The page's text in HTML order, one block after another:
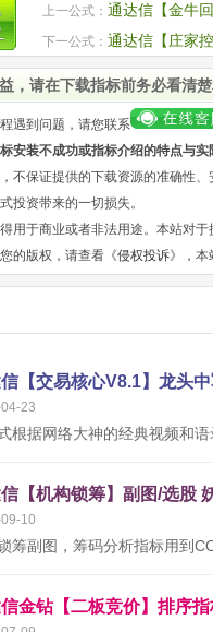
上一公式： 通达信【金牛
组合指标
下一公式： 通达信【庄家
版本 源码
，请在下载指标前务必看清楚
遇到问题，请您联系
安装不成功或指标介绍的特点与实
不保证提供的下载资源的准确性
投资带来的一切损失。
用于商业或者非法用途。本站对
的版权，请查看《侵权投诉》，本
23
10